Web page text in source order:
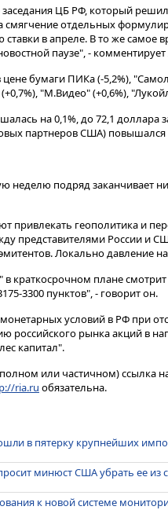
ЦБ РФ, который
смягчение отдельных
в апреле. В то же самое
паузе", -
бумаги ПИКа (-5,2%),
"М.Видео" (+0,6%),
на 0,1%, до 72,1 доллара
партнеров США) повышался
неделю подряд заканчивает
привлекать геополитика и
представителями России и
Локально давление
краткосрочном плане
3300 пунктов", - говорит он.
условий в РФ при
российского рынка акций в
капитал".
или частичном) ссылка
ria.ru обязательна.
в пятерку крупнейших
минюст США убрать ее
к новой системе